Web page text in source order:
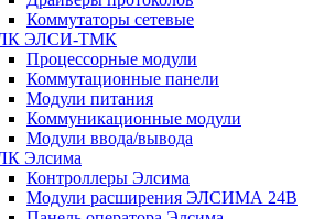
Коммутаторы сетевые
ЭЛСИ-ТМК
Процессорные модули
Коммутационные панели
Модули питания
Коммуникационные модули
Модули ввода/вывода
Элсима
Контроллеры Элсима
Модули расширения ЭЛСИМА 24В